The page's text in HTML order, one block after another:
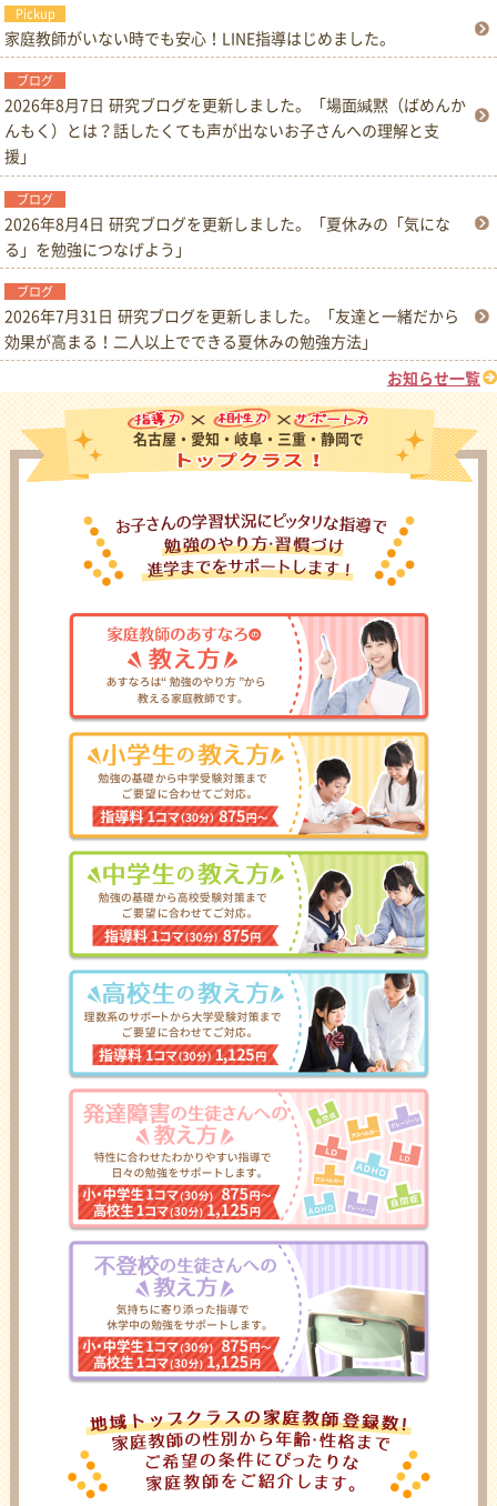
家庭教師がいない時でも安心！LINE指導はじめました。
2026年8月7日 研究ブログを更新しました。「場面緘黙（ばめんか
んもく）とは？話したくても声が出ないお子さんへの理解と支
援」
2026年8月4日 研究ブログを更新しました。「夏休みの「気にな
る」を勉強につなげよう」
2026年7月31日 研究ブログを更新しました。「友達と一緒だから
効果が高まる！二人以上でできる夏休みの勉強方法」
お知らせ一覧
名古屋・愛知・岐阜・三重・静岡で